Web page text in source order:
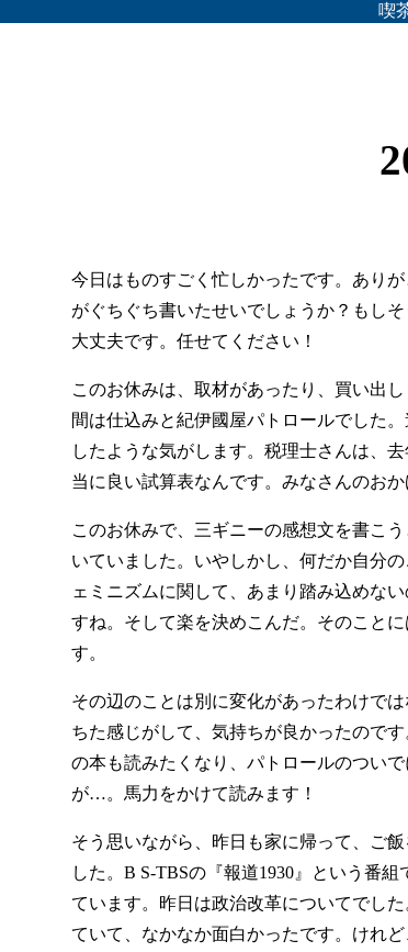
喫
今日はものすごく忙しかったです。あり
がぐちぐち書いたせいでしょうか？もし
大丈夫です。任せてください！
このお休みは、取材があったり、買い出
間は仕込みと紀伊國屋パトロールでした
したような気がします。税理士さんは、
当に良い試算表なんです。みなさんのお
このお休みで、三ギニーの感想文を書こ
いていました。いやしかし、何だか自分
ェミニズムに関して、あまり踏み込めな
すね。そして楽を決めこんだ。そのこと
す。
その辺のことは別に変化があったわけで
ちた感じがして、気持ちが良かったので
の本も読みたくなり、パトロールのつい
が…。馬力をかけて読みます！
そう思いながら、昨日も家に帰って、ご
した。B S-TBSの『報道1930』という番
ています。昨日は政治改革についてでし
ていて、なかなか面白かったです。けれ